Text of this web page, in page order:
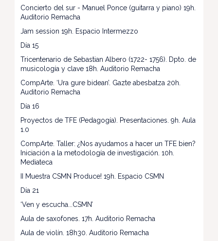
Concierto del sur - Manuel Ponce (guitarra y piano) 19h.
Auditorio Remacha
Jam session 19h. Espacio Intermezzo
Día 15
Tricentenario de Sebastian Albero (1722- 1756). Dpto. de
musicología y clave 18h. Auditorio Remacha
CompArte. ‘Ura gure bidean’. Gazte abesbatza 20h.
Auditorio Remacha
Día 16
Proyectos de TFE (Pedagogía). Presentaciones. 9h. Aula
1.0
CompArte. Taller: ¿Nos ayudamos a hacer un TFE bien?
Iniciación a la metodología de investigación. 10h.
Mediateca
II Muestra CSMN Produce! 19h. Espacio CSMN
Día 21
‘Ven y escucha...CSMN’
Aula de saxofones. 17h. Auditorio Remacha
Aula de violín. 18h30. Auditorio Remacha